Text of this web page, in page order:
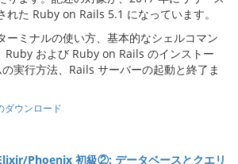
れた Ruby on Rails 5.1 になっています。
ーミナルの使い方、基本的なシェルコマン
Ruby および Ruby on Rails のインストー
実行方法、Rails サーバーの起動と終了ま
ダウンロード
Phoenix 初級②: データベースとクエリ